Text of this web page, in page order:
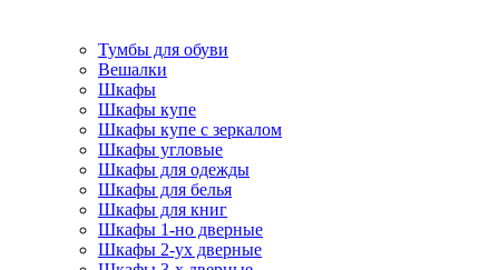
Тумбы для обуви
Вешалки
Шкафы
Шкафы купе
Шкафы купе с зеркалом
Шкафы угловые
Шкафы для одежды
Шкафы для белья
Шкафы для книг
Шкафы 1-но дверные
Шкафы 2-ух дверные